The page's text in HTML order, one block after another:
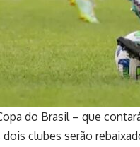
do Brasil – que
clubes serão